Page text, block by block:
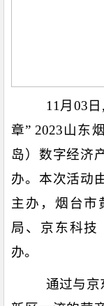
11月 03
章” 2023山东
岛）数字经济
办。本次活动
主办，烟台市
局、京东科技
办。
通过与京